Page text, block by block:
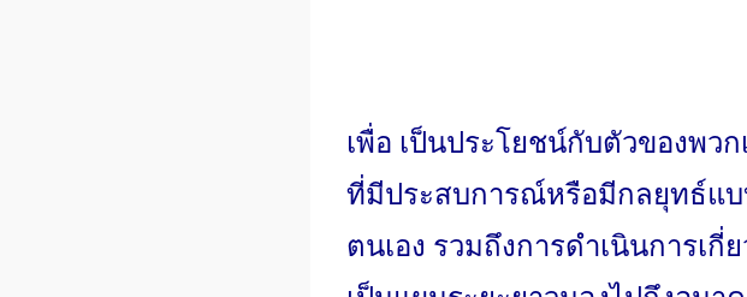
เพื่อ เป็นประโยชน์กับตัวของพวก
ที่มีประสบการณ์หรือมีกลยุทธ์แ
ตนเอง รวมถึงการดำเนินการเ